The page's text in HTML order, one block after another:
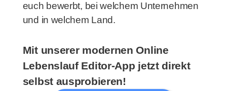
euch bewerbt, bei welchem Unternehmen
und in welchem Land.
Mit unserer modernen Online
Lebenslauf Editor-App jetzt direkt
selbst ausprobieren!